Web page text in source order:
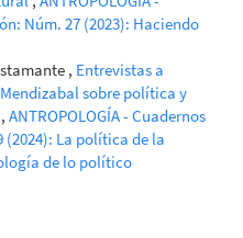
Núm. 27 (2023): Haciendo
, Entrevistas a
sobre política y
, ANTROPOLOGÍA - Cuadernos
La política de la
de lo político